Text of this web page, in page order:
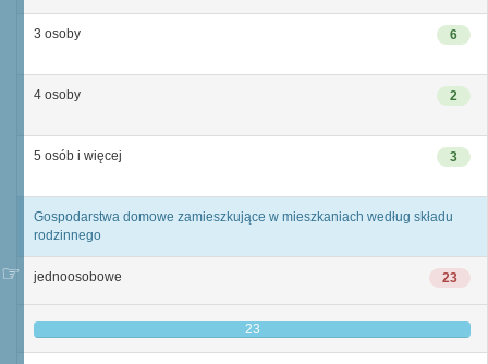
6
3 osoby
2
4 osoby
3
5 osób i więcej
Gospodarstwa domowe zamieszkujące w mieszkaniach według składu
rodzinnego
23
jednoosobowe
23